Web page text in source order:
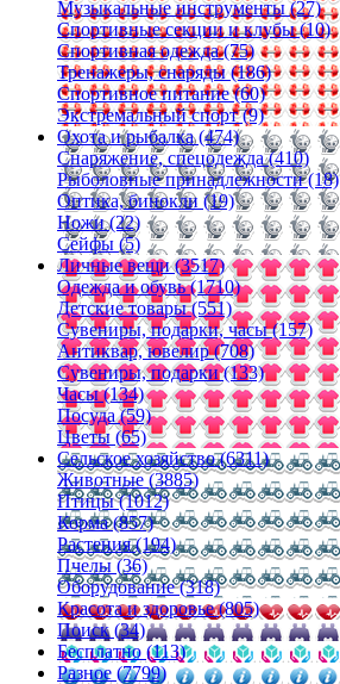
Музыкальные инструменты (27)
Спортивные секции и клубы (10)
Спортивная одежда (75)
Тренажеры, снаряды (186)
Спортивное питание (60)
Экстремальный спорт (9)
Охота и рыбалка (474)
Снаряжение, спецодежда (410)
Рыболовные принадлежности (18)
Оптика, бинокли (19)
Ножи (22)
Сейфы (5)
Личные вещи (3517)
Одежда и обувь (1710)
Детские товары (551)
Сувениры, подарки, часы (157)
Антиквар, ювелир (708)
Сувениры, подарки (133)
Часы (134)
Посуда (59)
Цветы (65)
Сельское хозяйство (6311)
Животные (3885)
Птицы (1012)
Корма (857)
Растения (194)
Пчелы (36)
Оборудование (318)
Красота и здоровье (805)
Поиск (34)
Бесплатно (113)
Разное (7799)